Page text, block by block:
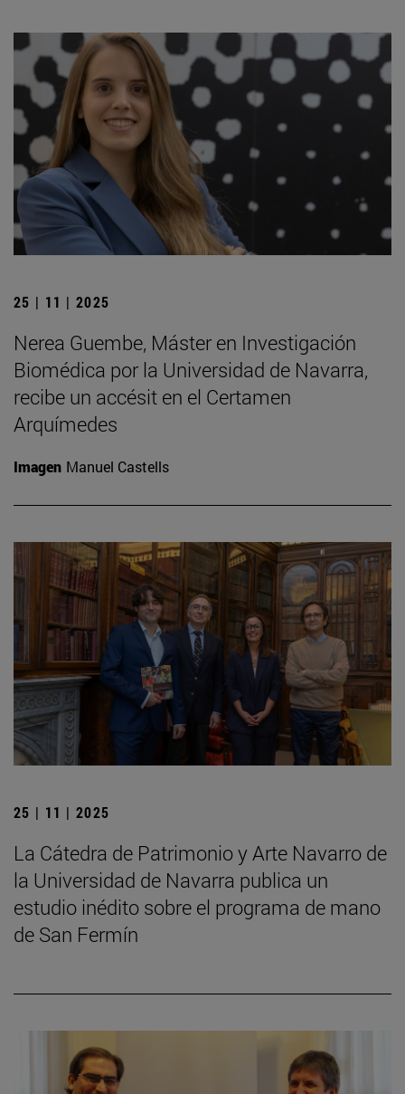
25 | 11 | 2025
Nerea Guembe, Máster en Investigación
Biomédica por la Universidad de Navarra,
recibe un accésit en el Certamen
Arquímedes
Imagen Manuel Castells
25 | 11 | 2025
La Cátedra de Patrimonio y Arte Navarro de
la Universidad de Navarra publica un
estudio inédito sobre el programa de mano
de San Fermín